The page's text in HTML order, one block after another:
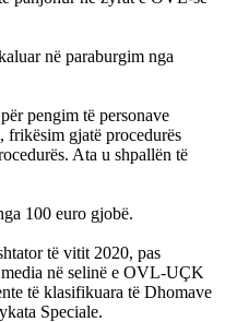
në paraburgim nga
pengim të personave
frikësim gjatë procedurës
Ata u shpallën të
100 euro gjobë.
të vitit 2020, pas
në selinë e OVL-UÇK
të klasifikuara të Dhomave
Speciale.